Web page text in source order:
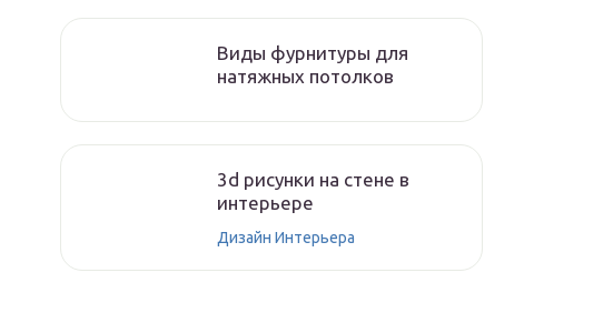
Виды фурнитуры для
натяжных потолков
3d рисунки на стене в
интерьере
Дизайн Интерьера